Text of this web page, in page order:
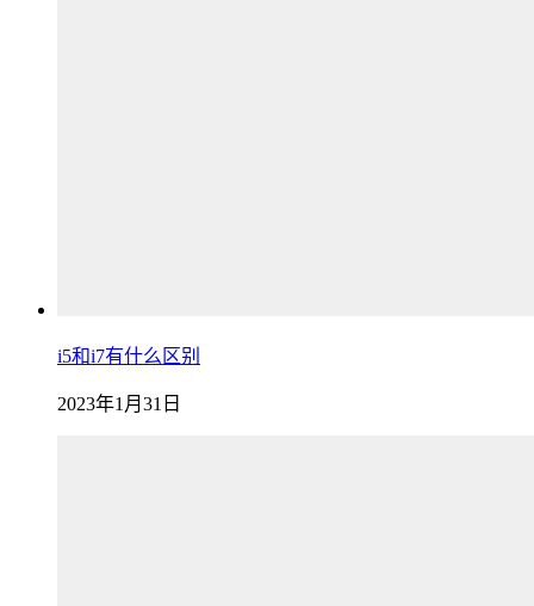
i5和i7有什么区别
2023年1月31日